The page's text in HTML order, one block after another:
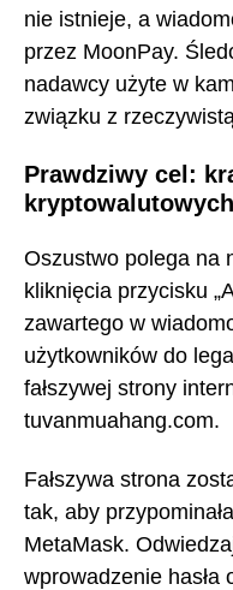
nie istnieje, a
przez MoonPay.
nadawcy użyte w
związku z
Prawdziwy cel:
kryptowalutowych
Oszustwo polega na
kliknięcia przycisku
zawartego w
użytkowników do
fałszywej strony
tuvanmuahang.com.
Fałszywa strona
tak, aby
MetaMask.
wprowadzenie hasła